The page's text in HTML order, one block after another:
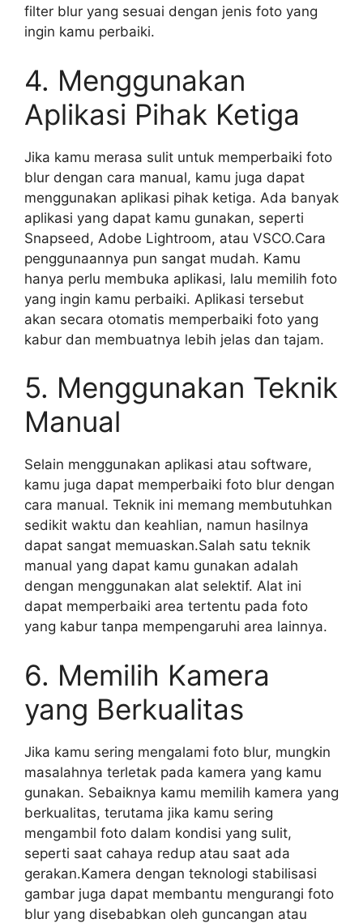
filter blur yang sesuai dengan jenis foto yang
ingin kamu perbaiki.
4. Menggunakan
Aplikasi Pihak Ketiga
Jika kamu merasa sulit untuk memperbaiki foto
blur dengan cara manual, kamu juga dapat
menggunakan aplikasi pihak ketiga. Ada banyak
aplikasi yang dapat kamu gunakan, seperti
Snapseed, Adobe Lightroom, atau VSCO.Cara
penggunaannya pun sangat mudah. Kamu
hanya perlu membuka aplikasi, lalu memilih foto
yang ingin kamu perbaiki. Aplikasi tersebut
akan secara otomatis memperbaiki foto yang
kabur dan membuatnya lebih jelas dan tajam.
5. Menggunakan Teknik
Manual
Selain menggunakan aplikasi atau software,
kamu juga dapat memperbaiki foto blur dengan
cara manual. Teknik ini memang membutuhkan
sedikit waktu dan keahlian, namun hasilnya
dapat sangat memuaskan.Salah satu teknik
manual yang dapat kamu gunakan adalah
dengan menggunakan alat selektif. Alat ini
dapat memperbaiki area tertentu pada foto
yang kabur tanpa mempengaruhi area lainnya.
6. Memilih Kamera
yang Berkualitas
Jika kamu sering mengalami foto blur, mungkin
masalahnya terletak pada kamera yang kamu
gunakan. Sebaiknya kamu memilih kamera yang
berkualitas, terutama jika kamu sering
mengambil foto dalam kondisi yang sulit,
seperti saat cahaya redup atau saat ada
gerakan.Kamera dengan teknologi stabilisasi
gambar juga dapat membantu mengurangi foto
blur yang disebabkan oleh guncangan atau